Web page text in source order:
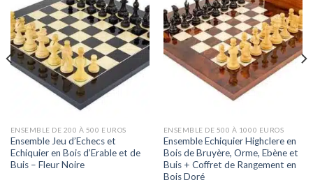
ENSEMBLE DE 200 À 500 EUROS
Ensemble Jeu d’Echecs et
Echiquier en Bois d’Erable et de
Buis – Fleur Noire
ENSEMBLE DE 500 À 1000 EUROS
Ensemble Echiquier Highclere en
Bois de Bruyère, Orme, Ebène et
Buis + Coffret de Rangement en
Bois Doré